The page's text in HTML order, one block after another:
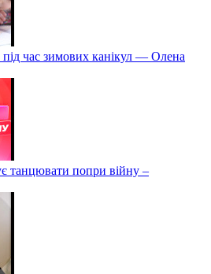
під час зимових канікул — Олена
танцювати попри війну –